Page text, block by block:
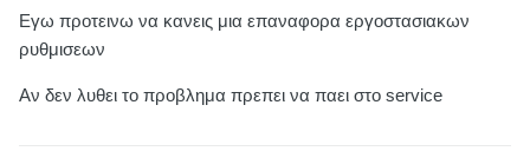
Εγω προτεινω να κανεις μια επαναφορα εργοστασιακων
ρυθμισεων
Αν δεν λυθει το προβλημα πρεπει να παει στο service